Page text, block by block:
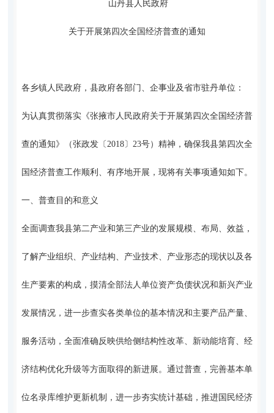
山丹县人民政府
关于开展第四次全国经济普查的通知
各乡镇人民政府，县政府各部门、企事业及省市驻丹单位：
为认真贯彻落实《张掖市人民政府关于开展第四次全国经济普
查的通知》（张政发〔2018〕23号）精神，确保我县第四次全
国经济普查工作顺利、有序地开展，现将有关事项通知如下。
一、普查目的和意义
全面调查我县第二产业和第三产业的发展规模、布局、效益，
了解产业组织、产业结构、产业技术、产业形态的现状以及各
生产要素的构成，摸清全部法人单位资产负债状况和新兴产业
发展情况，进一步查实各类单位的基本情况和主要产品产量、
服务活动，全面准确反映供给侧结构性改革、新动能培育、经
济结构优化升级等方面取得的新进展。通过普查，完善基本单
位名录库维护更新机制，进一步夯实统计基础，推进国民经济